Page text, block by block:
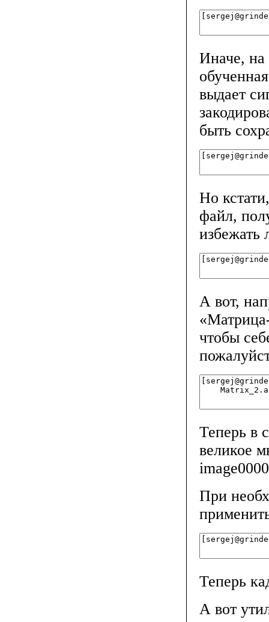
Иначе, на
выдает
быть
Но
файл,
избежать
А вот,
чтобы
Теперь в
великое
При
Теперь
А вот